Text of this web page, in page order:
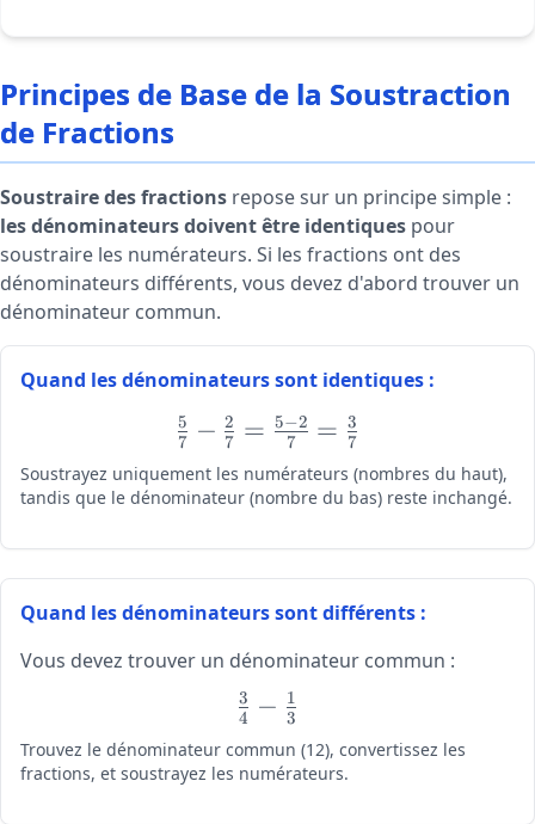
Principes de Base de la Soustraction
de Fractions
Soustraire des fractions repose sur un principe simple :
les dénominateurs doivent être identiques pour
soustraire les numérateurs. Si les fractions ont des
dénominateurs différents, vous devez d'abord trouver un
dénominateur commun.
Quand les dénominateurs sont identiques :
\large
\frac{5}
{7} -
\frac{2}
=
\frac{3}
{7}
7
5 − 7
2 = 7
5−2 = 7
3
Soustrayez uniquement les numérateurs (nombres du haut),
tandis que le dénominateur (nombre du bas) reste inchangé.
Quand les dénominateurs sont différents :
Vous devez trouver un dénominateur commun :
\large
\frac{3}
{4} -
\frac{1}
4
3 − 3
1
Trouvez le dénominateur commun (12), convertissez les
fractions, et soustrayez les numérateurs.